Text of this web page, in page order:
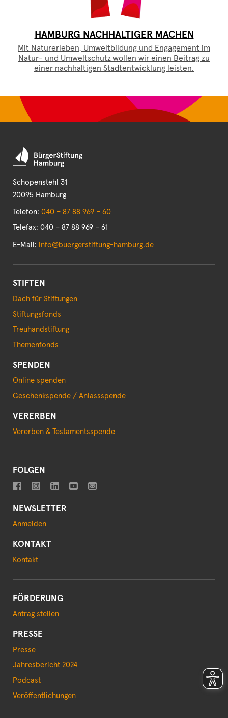
HAMBURG NACHHALTIGER MACHEN
Mit Naturerleben, Umweltbildung und Engagement im
Natur- und Umweltschutz wollen wir einen Beitrag zu
einer nachhaltigen Stadtentwicklung leisten.
Schopenstehl 31
20095 Hamburg
Telefon: 040 – 87 88 969 – 60
Telefax: 040 – 87 88 969 – 61
E-Mail: info@buergerstiftung-hamburg.de
STIFTEN
Dach für Stiftungen
Stiftungsfonds
Treuhandstiftung
Themenfonds
SPENDEN
Online spenden
Geschenkspende / Anlassspende
VERERBEN
Vererben & Testamentsspende
FOLGEN
NEWSLETTER
Anmelden
KONTAKT
Kontakt
FÖRDERUNG
Antrag stellen
PRESSE
Presse
Jahresbericht 2024
Podcast
Veröffentlichungen